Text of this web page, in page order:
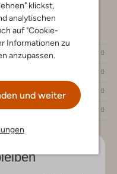
klickst,
analytischen
auf "Cookie-
Informationen zu
anzupassen.
und weiter